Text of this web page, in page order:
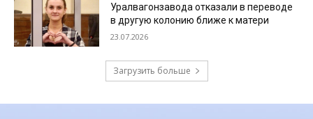
Уралвагонзавода отказали в переводе
в другую колонию ближе к матери
23.07.2026
Загрузить больше